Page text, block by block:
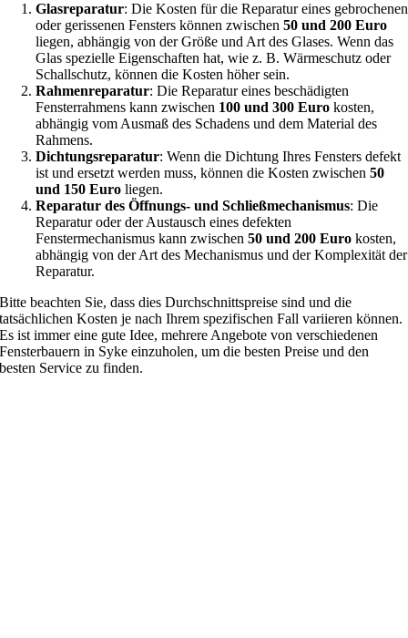
Glasreparatur: Die Kosten für die Reparatur eines gebrochenen
oder gerissenen Fensters können zwischen50 und 200 Euro
liegen, abhängig von der Größe und Art des Glases. Wenn das
Glas spezielle Eigenschaften hat, wie z. B. Wärmeschutz oder
Schallschutz, können die Kosten höher sein.
Rahmenreparatur: Die Reparatur eines beschädigten
Fensterrahmens kann zwischen 100 und 300 Euro kosten,
abhängig vom Ausmaß des Schadens und dem Material des
Rahmens.
Dichtungsreparatur: Wenn die Dichtung Ihres Fensters defekt
ist und ersetzt werden muss, können die Kosten zwischen 50
und 150 Euro liegen.
Reparatur des Öffnungs- und Schließmechanismus: Die
Reparatur oder der Austausch eines defekten
Fenstermechanismus kann zwischen50 und 200 Euro kosten,
abhängig von der Art des Mechanismus und der Komplexität der
Reparatur.
Bitte beachten Sie, dass dies Durchschnittspreise sind und die
tatsächlichen Kosten je nach Ihrem spezifischen Fall variieren können.
Es ist immer eine gute Idee, mehrere Angebote von verschiedenen
Fensterbauern in Syke einzuholen, um die besten Preise und den
besten Service zu finden.